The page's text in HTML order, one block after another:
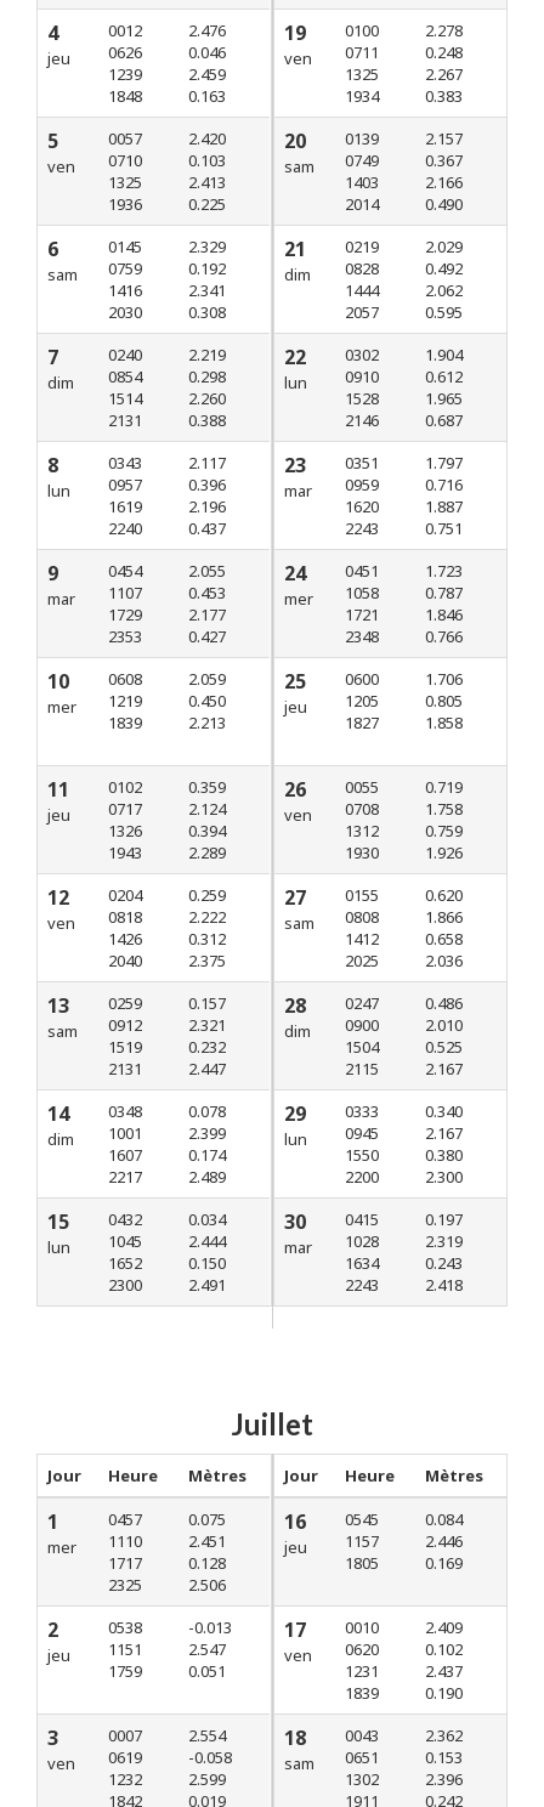
4
jeu
0012
0626
1239
1848
2.476
0.046
2.459
0.163
5
ven
0057
0710
1325
1936
2.420
0.103
2.413
0.225
6
sam
0145
0759
1416
2030
2.329
0.192
2.341
0.308
7
dim
0240
0854
1514
2131
2.219
0.298
2.260
0.388
8
lun
0343
0957
1619
2240
2.117
0.396
2.196
0.437
9
mar
0454
1107
1729
2353
2.055
0.453
2.177
0.427
10
mer
0608
1219
1839
2.059
0.450
2.213
11
jeu
0102
0717
1326
1943
0.359
2.124
0.394
2.289
12
ven
0204
0818
1426
2040
0.259
2.222
0.312
2.375
13
sam
0259
0912
1519
2131
0.157
2.321
0.232
2.447
14
dim
0348
1001
1607
2217
0.078
2.399
0.174
2.489
15
lun
0432
1045
1652
2300
0.034
2.444
0.150
2.491
19
ven
0100
0711
1325
1934
2.278
0.248
2.267
0.383
20
sam
0139
0749
1403
2014
2.157
0.367
2.166
0.490
21
dim
0219
0828
1444
2057
2.029
0.492
2.062
0.595
22
lun
0302
0910
1528
2146
1.904
0.612
1.965
0.687
23
mar
0351
0959
1620
2243
1.797
0.716
1.887
0.751
24
mer
0451
1058
1721
2348
1.723
0.787
1.846
0.766
25
jeu
0600
1205
1827
1.706
0.805
1.858
26
ven
0055
0708
1312
1930
0.719
1.758
0.759
1.926
27
sam
0155
0808
1412
2025
0.620
1.866
0.658
2.036
28
dim
0247
0900
1504
2115
0.486
2.010
0.525
2.167
29
lun
0333
0945
1550
2200
0.340
2.167
0.380
2.300
30
mar
0415
1028
1634
2243
0.197
2.319
0.243
2.418
Juillet
Jour Heure Mètres
1
mer
0457
1110
1717
2325
0.075
2.451
0.128
2.506
2
jeu
0538
1151
1759
-0.013
2.547
0.051
3
ven
0007
0619
1232
1842
2.554
-0.058
2.599
0.019
Jour Heure Mètres
16
jeu
0545
1157
1805
0.084
2.446
0.169
17
ven
0010
0620
1231
1839
2.409
0.102
2.437
0.190
18
sam
0043
0651
1302
1911
2.362
0.153
2.396
0.242